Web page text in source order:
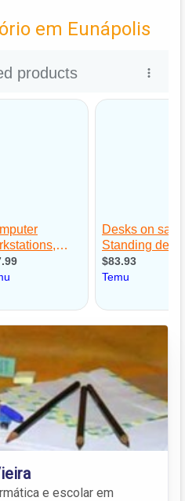
em Eunápolis
e escolar em